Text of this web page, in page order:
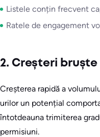
Listele conțin frecvent
Ratele de engagement
2. Creșteri bruște
Creșterea rapidă a
urilor un potențial
întotdeauna trimiterea
permisiuni.